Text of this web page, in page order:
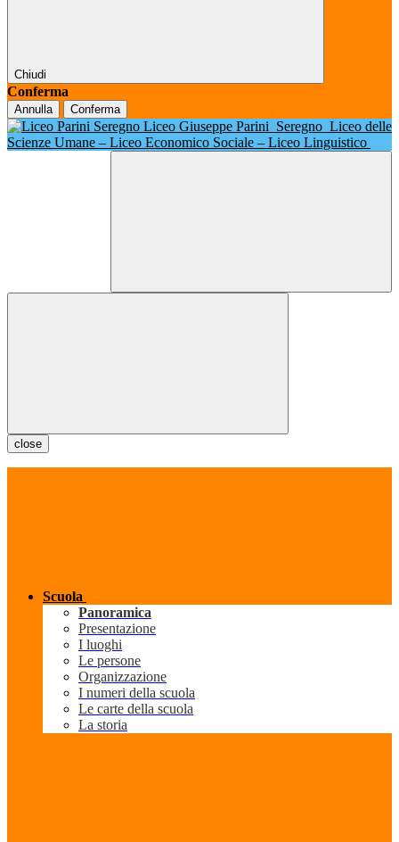
Chiudi
Conferma
Annulla Conferma
Liceo Giuseppe Parini Seregno Liceo delle
Scienze Umane – Liceo Economico Sociale – Liceo Linguistico
close
Scuola
Panoramica
Presentazione
I luoghi
Le persone
Organizzazione
I numeri della scuola
Le carte della scuola
La storia